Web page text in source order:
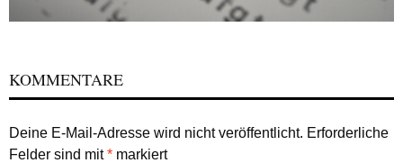
KOMMENTARE
Deine E-Mail-Adresse wird nicht veröffentlicht. Erforderliche
Felder sind mit* markiert